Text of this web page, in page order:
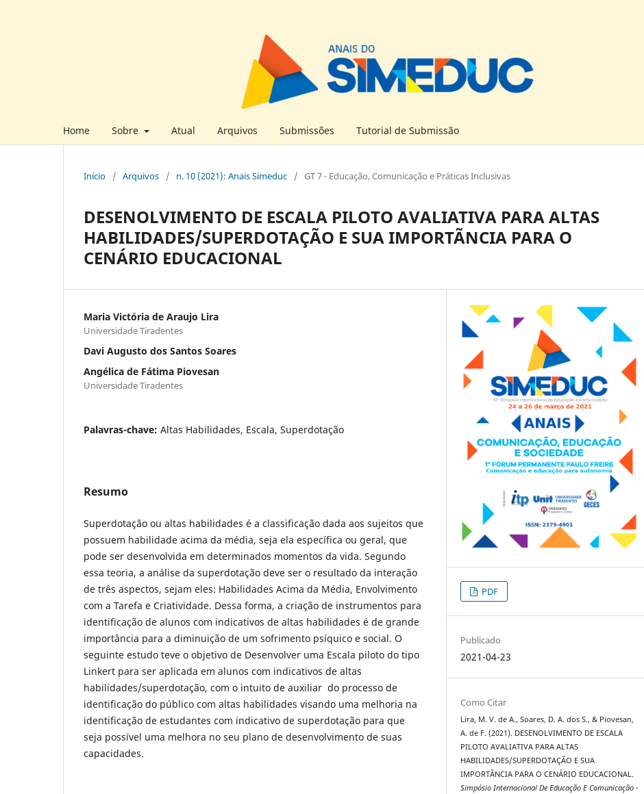
Home Sobre Atual Arquivos Submissões Tutorial de Submissão
Início / Arquivos / n. 10 (2021): Anais Simeduc / GT 7 - Educação, Comunicação e Práticas Inclusivas
DESENOLVIMENTO DE ESCALA PILOTO AVALIATIVA PARA ALTAS
HABILIDADES/SUPERDOTAÇÃO E SUA IMPORTÃNCIA PARA O
CENÁRIO EDUCACIONAL
Maria Victória de Araujo Lira
Universidade Tiradentes
Davi Augusto dos Santos Soares
Angélica de Fátima Piovesan
Universidade Tiradentes
Palavras-chave: Altas Habilidades, Escala, Superdotação
Resumo
Superdotação ou altas habilidades é a classificação dada aos sujeitos que
possuem habilidade acima da média, seja ela específica ou geral, que
pode ser desenvolvida em determinados momentos da vida. Segundo
essa teoria, a análise da superdotação deve ser o resultado da interação
de três aspectos, sejam eles: Habilidades Acima da Média, Envolvimento
com a Tarefa e Criatividade. Dessa forma, a criação de instrumentos para
identificação de alunos com indicativos de altas habilidades é de grande
importância para a diminuição de um sofrimento psíquico e social. O
seguinte estudo teve o objetivo de Desenvolver uma Escala piloto do tipo
Linkert para ser aplicada em alunos com indicativos de altas
habilidades/superdotação, com o intuito de auxiliar do processo de
identificação do público com altas habilidades visando uma melhoria na
identificação de estudantes com indicativo de superdotação para que
seja possível uma melhora no seu plano de desenvolvimento de suas
capacidades.
PDF
Publicado
2021-04-23
Como Citar
Lira, M. V. de A., Soares, D. A. dos S., & Piovesan,
A. de F. (2021). DESENOLVIMENTO DE ESCALA
PILOTO AVALIATIVA PARA ALTAS
HABILIDADES/SUPERDOTAÇÃO E SUA
IMPORTÃNCIA PARA O CENÁRIO EDUCACIONAL.
Simpósio Internacional De Educação E Comunicação -